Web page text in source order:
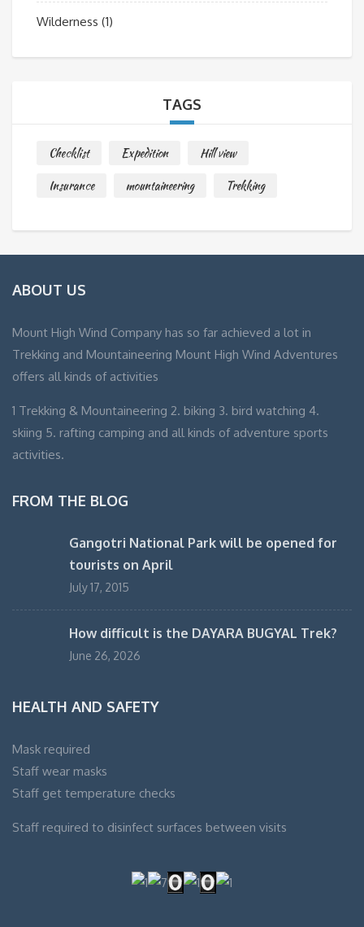
Wilderness (1)
TAGS
Checklist Expedition
Hill view
Insurance
mountaineering Trekking
ABOUT US
Mount High Wind Company has so far achieved a lot in
Trekking and Mountaineering Mount High Wind Adventures
offers all kinds of activities
1 Trekking & Mountaineering 2. biking 3. bird watching 4.
skiing 5. rafting camping and all kinds of adventure sports
activities.
FROM THE BLOG
Gangotri National Park will be opened for
tourists on April
July 17, 2015
How difficult is the DAYARA BUGYAL Trek?
June 26, 2026
HEALTH AND SAFETY
Mask required
Staff wear masks
Staff get temperature checks
Staff required to disinfect surfaces between visits